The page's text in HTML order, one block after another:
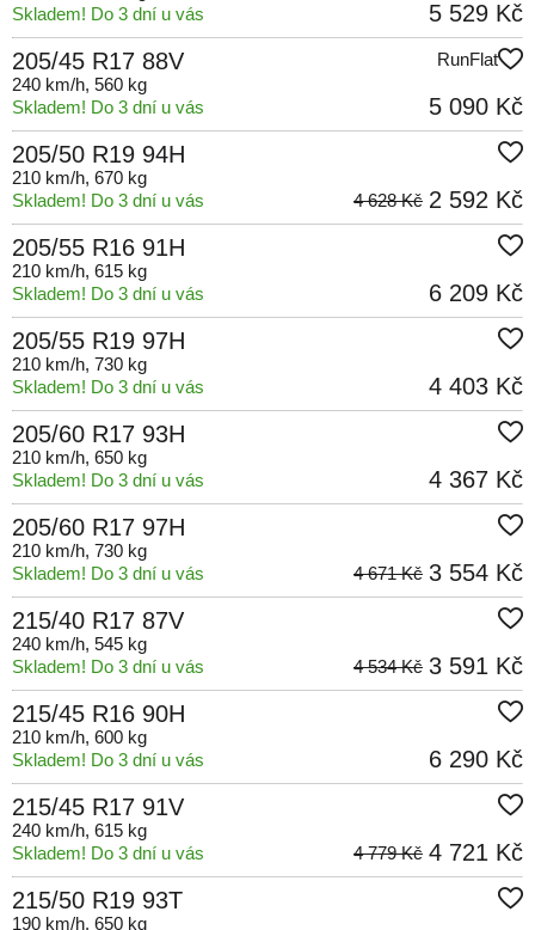
Skladem! Do 3 dní u vás
5 529 Kč
205/45 R17 88V
RunFlat
240 km/h, 560 kg
Skladem! Do 3 dní u vás
5 090 Kč
205/50 R19 94H
210 km/h, 670 kg
Skladem! Do 3 dní u vás
2 592 Kč
4 628 Kč
205/55 R16 91H
210 km/h, 615 kg
Skladem! Do 3 dní u vás
6 209 Kč
205/55 R19 97H
210 km/h, 730 kg
Skladem! Do 3 dní u vás
4 403 Kč
205/60 R17 93H
210 km/h, 650 kg
Skladem! Do 3 dní u vás
4 367 Kč
205/60 R17 97H
210 km/h, 730 kg
Skladem! Do 3 dní u vás
3 554 Kč
4 671 Kč
215/40 R17 87V
240 km/h, 545 kg
Skladem! Do 3 dní u vás
3 591 Kč
4 534 Kč
215/45 R16 90H
210 km/h, 600 kg
Skladem! Do 3 dní u vás
6 290 Kč
215/45 R17 91V
240 km/h, 615 kg
Skladem! Do 3 dní u vás
4 721 Kč
4 779 Kč
215/50 R19 93T
190 km/h, 650 kg